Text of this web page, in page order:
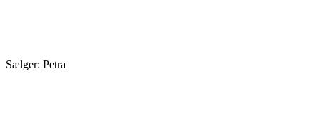
Sælger: Petra